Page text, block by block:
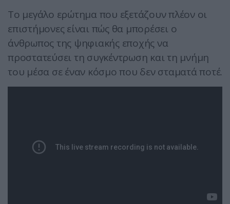
Το μεγάλο ερώτημα που εξετάζουν πλέον οι
επιστήμονες είναι πώς θα μπορέσει ο
άνθρωπος της ψηφιακής εποχής να
προστατεύσει τη συγκέντρωση και τη μνήμη
του μέσα σε έναν κόσμο που δεν σταματά ποτέ.